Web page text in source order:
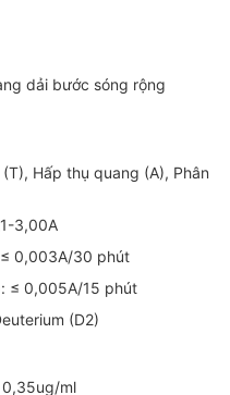
dải bước sóng rộng
Hấp thụ quang (A), Phân
3,00A
0,003A/30 phút
≤ 0,005A/15 phút
(D2)
ml